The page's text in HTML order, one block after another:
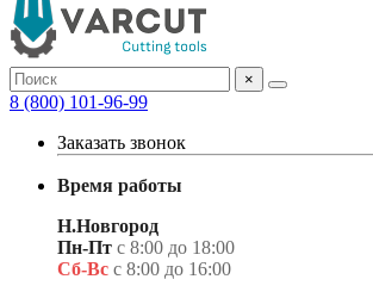
×
8 (800) 101-96-99
Заказать звонок
Время работы
Н.Новгород
Пн-Пт с 8:00 до 18:00
Сб-Вс с 8:00 до 16:00